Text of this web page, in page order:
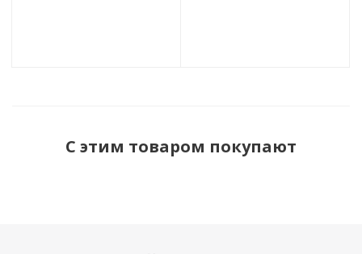
С этим товаром покупают